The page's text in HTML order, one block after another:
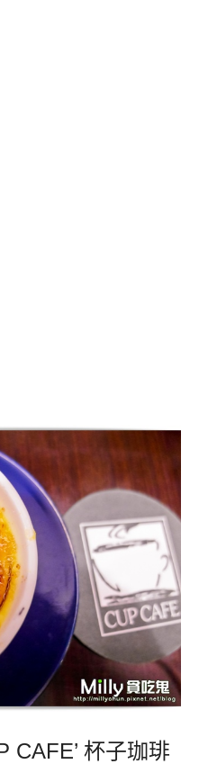
CAFE’ 杯子珈琲